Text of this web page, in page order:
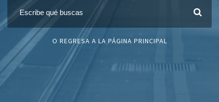
O REGRESA A LA PÁGINA PRINCIPAL